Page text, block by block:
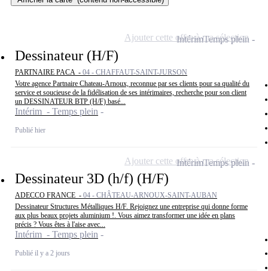
Dessinateur (H/F)
PARTNAIRE PACA - 04 - CHAFFAUT-SAINT-JURSON
Votre agence Partnaire Chateau-Arnoux, reconnue par ses clients pour sa qualité du
service et soucieuse de la fidélisation de ses intérimaires, recherche pour son client
un DESSINATEUR BTP (H/F) basé...
Intérim - Temps plein
Publié hier
IntérimTemps plein
Ajouter cette offre à ma sélection
Dessinateur 3D (h/f) (H/F)
ADECCO FRANCE - 04 - CHÂTEAU-ARNOUX-SAINT-AUBAN
Dessinateur Structures Métalliques H/F. Rejoignez une entreprise qui donne forme
aux plus beaux projets aluminium !. Vous aimez transformer une idée en plans
précis ? Vous êtes à l'aise avec...
Intérim - Temps plein
Publié il y a 2 jours
IntérimTemps plein
Ajouter cette offre à ma sélection